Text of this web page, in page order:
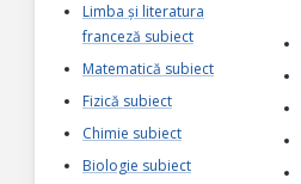
Limba și literatura
franceză subiect
Matematică subiect
Fizică subiect
Chimie subiect
Biologie subiect